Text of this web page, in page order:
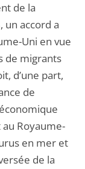
de la
un accord a
Uni en vue
de migrants
d’une part,
de
Royaume-
en mer et
de la